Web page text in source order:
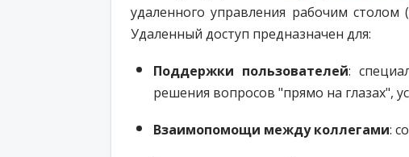
удаленного управления рабочим
Удаленный доступ предназначен для:
Поддержки пользователей:
решения вопросов "прямо на глазах",
Взаимопомощи между коллегами: с